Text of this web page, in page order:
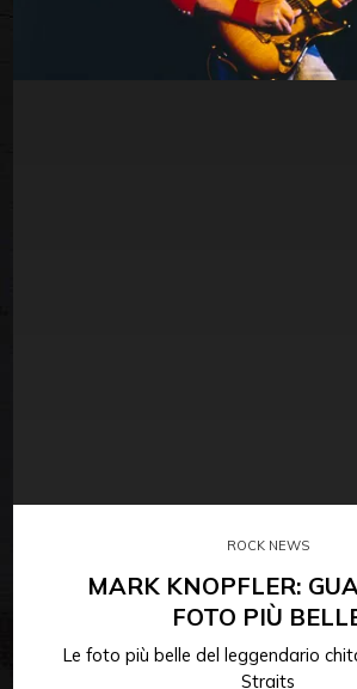
ROCK NEWS
MARK KNOPFLER:
FOTO PIÙ
Le foto più belle del leggendario
Straits